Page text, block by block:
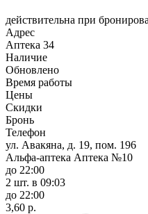
действительна при
Адрес
Аптека 34
Наличие
Обновлено
Время работы
Цены
Скидки
Бронь
Телефон
ул. Авакяна, д. 19, пом. 196
Альфа-аптека Аптека №10
до 22:00
2 шт. в 09:03
до 22:00
3,60 р.